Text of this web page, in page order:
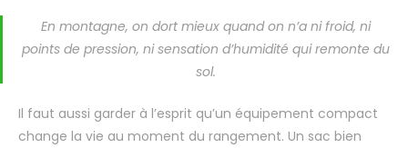
En montagne, on dort mieux quand on n’a ni froid, ni
points de pression, ni sensation d’humidité qui remonte du
sol.
Il faut aussi garder à l’esprit qu’un équipement compact
change la vie au moment du rangement. Un sac bien